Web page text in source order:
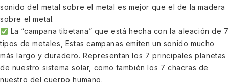
sonido del metal sobre el metal es mejor que el de la madera
sobre el metal.
La “campana tibetana” que está hecha con la aleación de 7
tipos de metales, Estas campanas emiten un sonido mucho
más largo y duradero. Representan los 7 principales planetas
de nuestro sistema solar, como también los 7 chacras de
nuestro del cuerpo humano.